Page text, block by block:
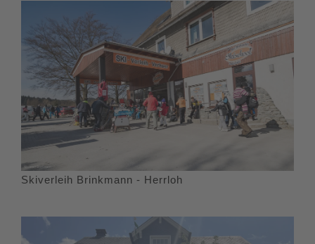
Skiverleih Brinkmann - Herrloh